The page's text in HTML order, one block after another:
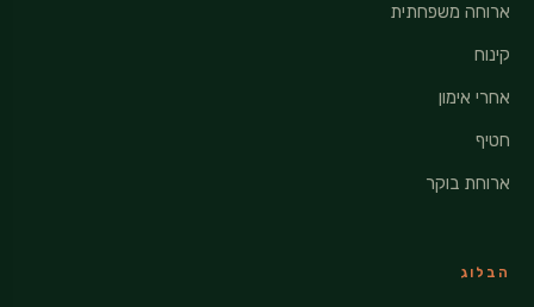
ארוחה משפחתית
קינוח
אחרי אימון
חטיף
ארוחת בוקר
הבלוג